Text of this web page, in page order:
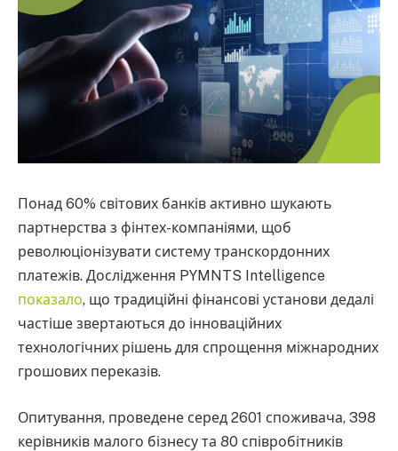
Понад 60% світових банків активно шукають
партнерства з фінтех-компаніями, щоб
революціонізувати систему транскордонних
платежів. Дослідження PYMNTS Intelligence
показало, що традиційні фінансові установи дедалі
частіше звертаються до інноваційних
технологічних рішень для спрощення міжнародних
грошових переказів.
Опитування, проведене серед 2601 споживача, 398
керівників малого бізнесу та 80 співробітників